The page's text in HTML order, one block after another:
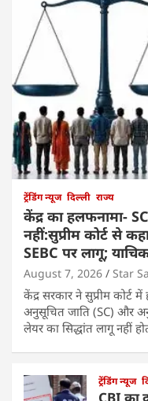
ट्रेंडिंग न्यूज दिल्ली राज्य
केंद्र का हलफनामा-
नहीं:सुप्रीम कोर्ट से
SEBC पर लागू;
August 7, 2026 Star
केंद्र सरकार ने सुप्रीम कोर्ट
अनुसूचित जाति (SC) और
लेयर का सिद्धांत लागू नहीं
ट्रेंडिंग न्यूज